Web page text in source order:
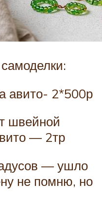
авито- 2*500р
швейной
— 2тр
— ушло
не помню, но